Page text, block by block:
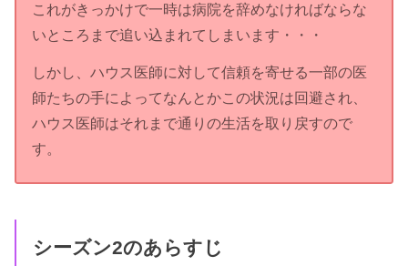
これがきっかけで一時は病院を辞めなければならな
いところまで追い込まれてしまいます・・・
しかし、ハウス医師に対して信頼を寄せる一部の医
師たちの手によってなんとかこの状況は回避され、
ハウス医師はそれまで通りの生活を取り戻すので
す。
シーズン2のあらすじ